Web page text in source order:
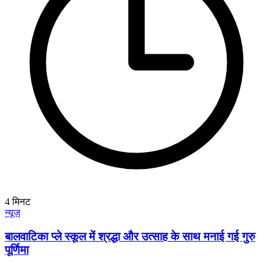
4मिनट
न्यूज़
बालवाटिका प्ले स्कूल में श्रद्धा और उत्साह के साथ मनाई गई गुरु
पूर्णिमा